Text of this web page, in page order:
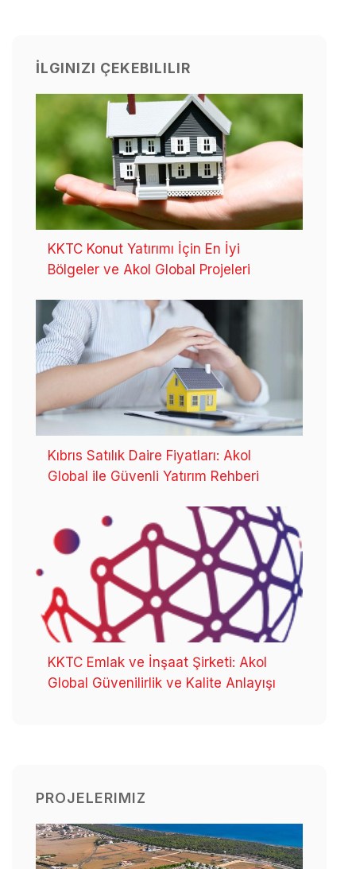
İLGINIZI ÇEKEBILILIR
KKTC Konut Yatırımı İçin En İyi
Bölgeler ve Akol Global Projeleri
Kıbrıs Satılık Daire Fiyatları: Akol
Global ile Güvenli Yatırım Rehberi
KKTC Emlak ve İnşaat Şirketi: Akol
Global Güvenilirlik ve Kalite Anlayışı
PROJELERIMIZ